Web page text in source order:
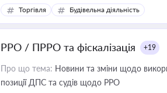
Торгівля Будівельна діяльність
РРО / ПРРО та фіскалізація +19
Про що тема: Новини та зміни щодо використання
позиції ДПС та судів щодо РРО